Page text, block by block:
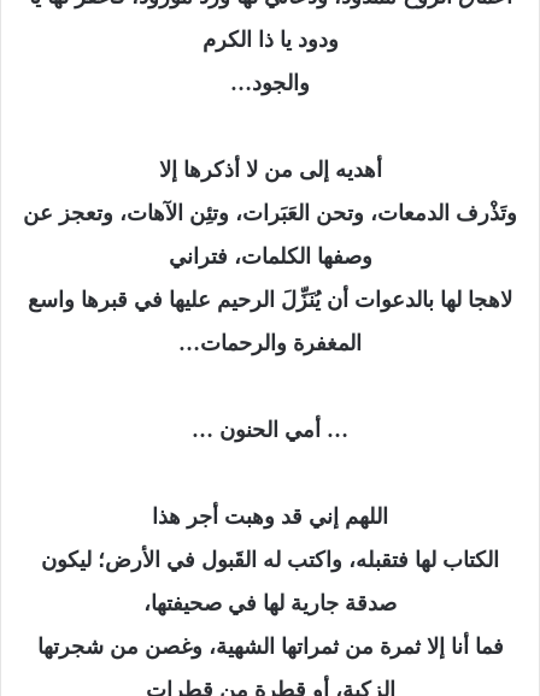
ودود يا ذا الكرم
والجود…
أهديه إلى من لا أذكرها إلا
وتَذْرف الدمعات، وتحن العَبَرات، وتئِن الآهات، وتعجز عن
وصفها الكلمات، فتراني
لاهجا لها بالدعوات أن يُنَزِّلَ الرحيم عليها في قبرها واسع
المغفرة والرحمات…
… أمي الحنون …
اللهم إني قد وهبت أجر هذا
الكتاب لها فتقبله، واكتب له القَبول في الأرض؛ ليكون
صدقة جارية لها في صحيفتها،
فما أنا إلا ثمرة من ثمراتها الشهية، وغصن من شجرتها
الزكية، أو قطرة من قطرات